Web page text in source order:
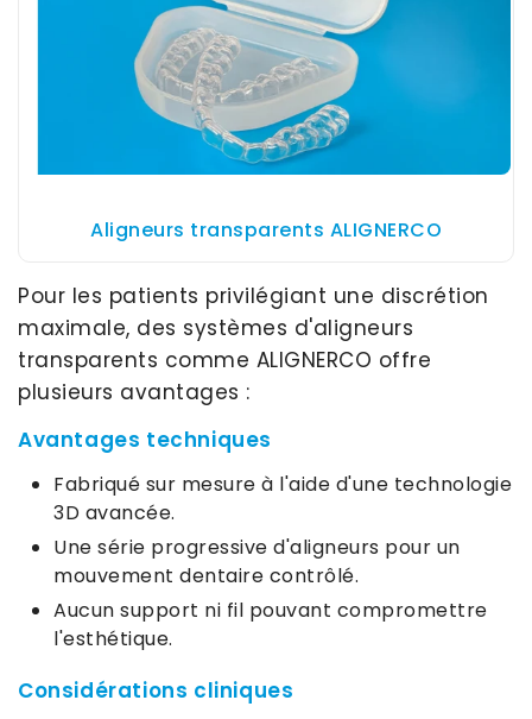
Aligneurs transparents ALIGNERCO
Pour les patients privilégiant une discrétion
maximale, des systèmes d'aligneurs
transparents comme ALIGNERCO offre
plusieurs avantages :
Avantages techniques
Fabriqué sur mesure à l'aide d'une technologie
3D avancée.
Une série progressive d'aligneurs pour un
mouvement dentaire contrôlé.
Aucun support ni fil pouvant compromettre
l'esthétique.
Considérations cliniques